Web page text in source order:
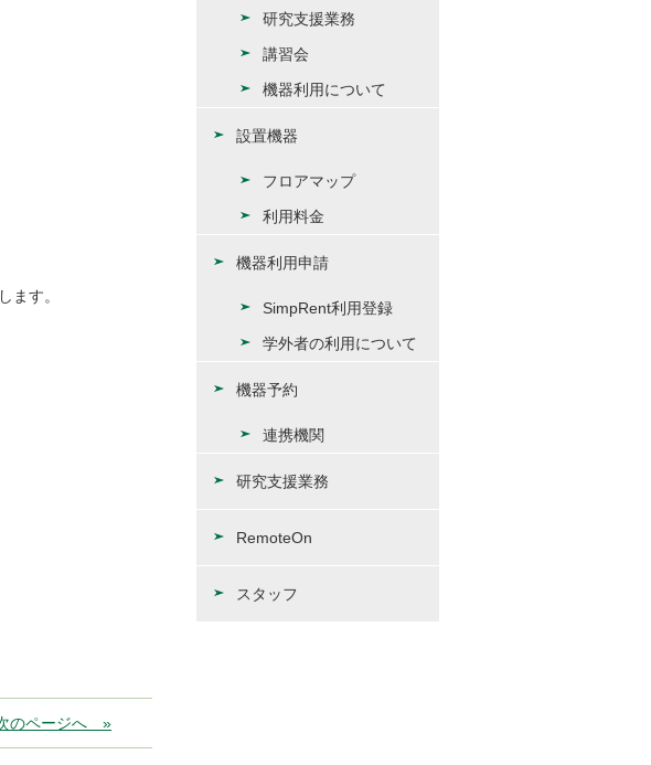
ます。
のページへ »
研究支援業務
講習会
機器利用について
設置機器
フロアマップ
利用料金
機器利用申請
SimpRent利用登録
学外者の利用について
機器予約
連携機関
研究支援業務
RemoteOn
スタッフ